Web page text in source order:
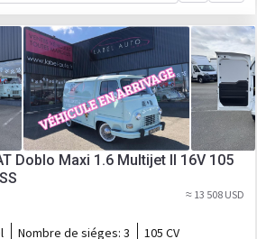
Doblo Maxi 1.6 Multijet II 16V 105
≈ 13 508 USD
Nombre de siéges: 3
105 CV